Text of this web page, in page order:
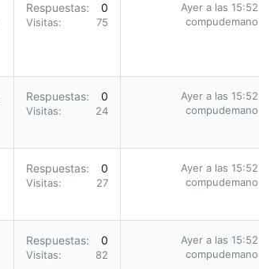
Respuestas 0
Visitas 75
Ayer a las 15:52
compudemano
Respuestas 0
Visitas 24
Ayer a las 15:52
compudemano
Respuestas 0
Visitas 27
Ayer a las 15:52
compudemano
Respuestas 0
Visitas 82
Ayer a las 15:52
compudemano